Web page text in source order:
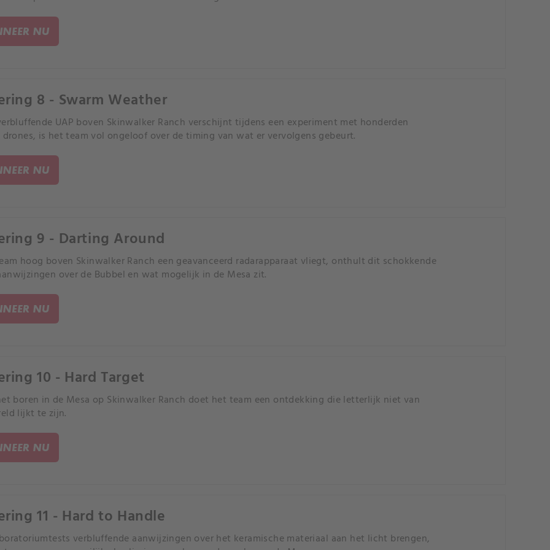
NU
8 - Swarm Weather
UAP boven Skinwalker Ranch verschijnt tijdens een experiment met honderden
is het team vol ongeloof over de timing van wat er vervolgens gebeurt.
NU
9 - Darting Around
hoog boven Skinwalker Ranch een geavanceerd radarapparaat vliegt, onthult dit schokkende
over de Bubbel en wat mogelijk in de Mesa zit.
NU
10 - Hard Target
boren in de Mesa op Skinwalker Ranch doet het team een ontdekking die letterlijk niet van
lijkt te zijn.
NU
11 - Hard to Handle
verbluffende aanwijzingen over het keramische materiaal aan het licht brengen,